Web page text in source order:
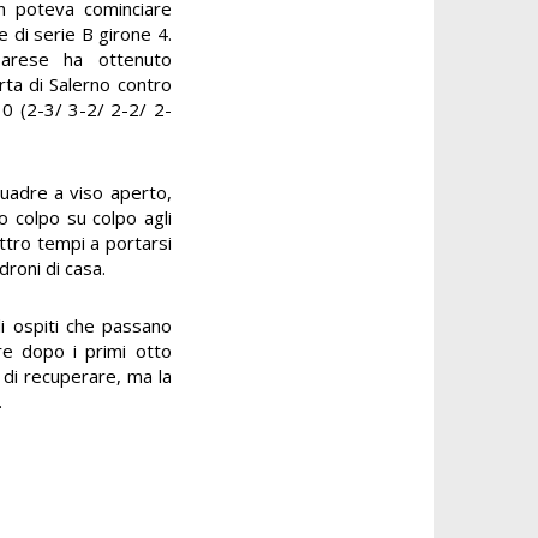
poteva cominciare
di serie B girone 4.
ha ottenuto
di Salerno contro
(2-3/ 3-2/ 2-2/ 2-
a viso aperto,
colpo su colpo agli
tempi a portarsi
di casa.
ospiti che passano
dopo i primi otto
recuperare, ma la